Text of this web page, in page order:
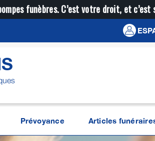
funèbres. C’est votre droit, et
Prévoyance Articles